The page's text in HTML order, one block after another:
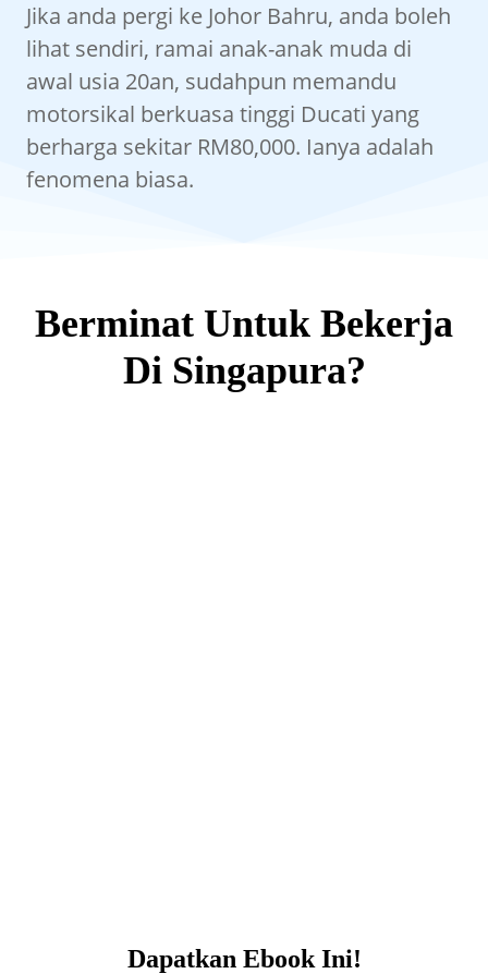
Jika anda pergi ke Johor Bahru, anda boleh
lihat sendiri, ramai anak-anak muda di
awal usia 20an, sudahpun memandu
motorsikal berkuasa tinggi Ducati yang
berharga sekitar RM80,000. Ianya adalah
fenomena biasa.
Berminat Untuk Bekerja
Di Singapura?
Dapatkan Ebook Ini!